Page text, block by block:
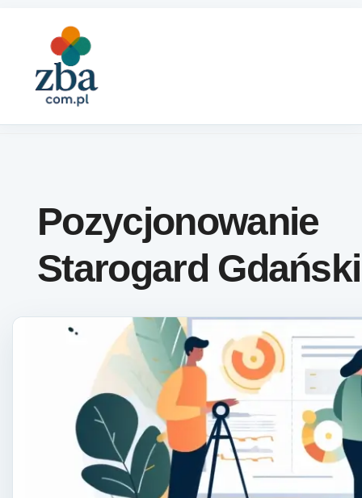
Pozycjonowanie
Starogard Gdański